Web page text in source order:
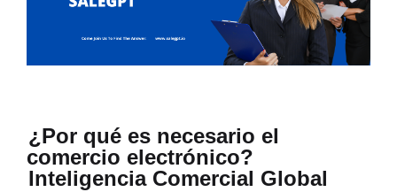
¿Por qué es necesario el
comercio electrónico?
Inteligencia Comercial Global